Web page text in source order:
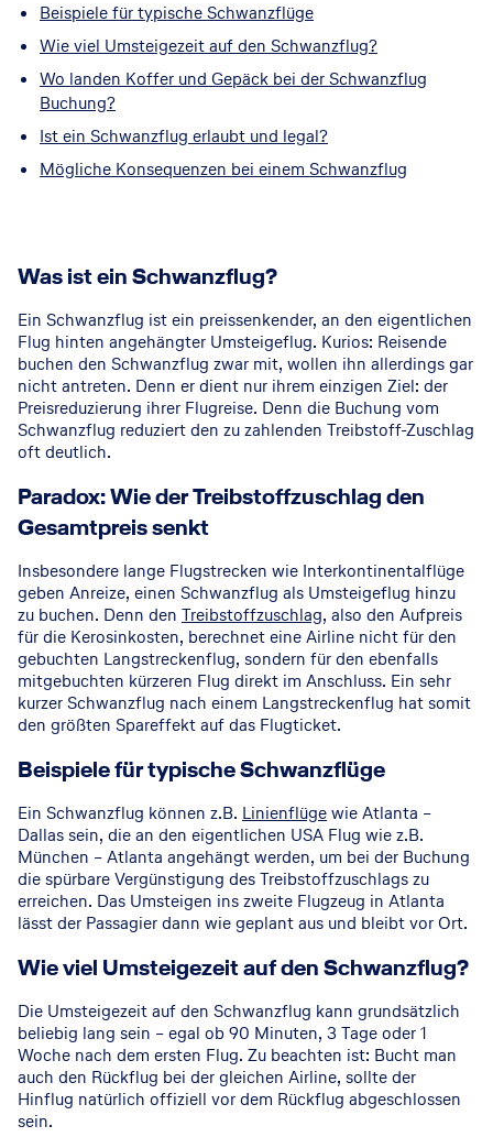
Beispiele für typische Schwanzflüge
Wie viel Umsteigezeit auf den Schwanzflug?
Wo landen Koffer und Gepäck bei der Schwanzflug
Buchung?
Ist ein Schwanzflug erlaubt und legal?
Mögliche Konsequenzen bei einem Schwanzflug
Was ist ein Schwanzflug?
Ein Schwanzflug ist ein preissenkender, an den eigentlichen
Flug hinten angehängter Umsteigeflug. Kurios: Reisende
buchen den Schwanzflug zwar mit, wollen ihn allerdings gar
nicht antreten. Denn er dient nur ihrem einzigen Ziel: der
Preisreduzierung ihrer Flugreise. Denn die Buchung vom
Schwanzflug reduziert den zu zahlenden Treibstoff-Zuschlag
oft deutlich.
Paradox: Wie der Treibstoffzuschlag den
Gesamtpreis senkt
Insbesondere lange Flugstrecken wie Interkontinentalflüge
geben Anreize, einen Schwanzflug als Umsteigeflug hinzu
zu buchen. Denn den Treibstoffzuschlag, also den Aufpreis
für die Kerosinkosten, berechnet eine Airline nicht für den
gebuchten Langstreckenflug, sondern für den ebenfalls
mitgebuchten kürzeren Flug direkt im Anschluss. Ein sehr
kurzer Schwanzflug nach einem Langstreckenflug hat somit
den größten Spareffekt auf das Flugticket.
Beispiele für typische Schwanzflüge
Ein Schwanzflug können z.B. Linienflügewie Atlanta –
Dallas sein, die an den eigentlichen USA Flug wie z.B.
München – Atlanta angehängt werden, um bei der Buchung
die spürbare Vergünstigung des Treibstoffzuschlags zu
erreichen. Das Umsteigen ins zweite Flugzeug in Atlanta
lässt der Passagier dann wie geplant aus und bleibt vor Ort.
Wie viel Umsteigezeit auf den Schwanzflug?
Die Umsteigezeit auf den Schwanzflug kann grundsätzlich
beliebig lang sein – egal ob 90 Minuten, 3 Tage oder 1
Woche nach dem ersten Flug. Zu beachten ist: Bucht man
auch den Rückflug bei der gleichen Airline, sollte der
Hinflug natürlich offiziell vor dem Rückflug abgeschlossen
sein.